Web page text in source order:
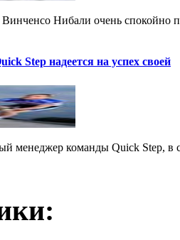
Нибали очень спокойно
Step надеется на успех своей
менеджер команды Quick Step, в